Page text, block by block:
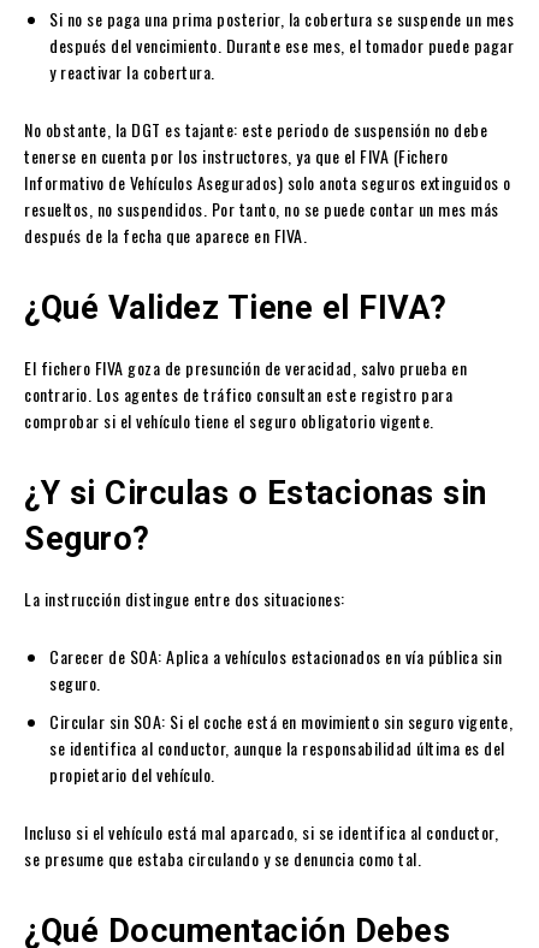
Si no se paga una prima posterior, la cobertura se suspende un mes
después del vencimiento. Durante ese mes, el tomador puede pagar
y reactivar la cobertura.
No obstante, la DGT es tajante: este periodo de suspensión no debe
tenerse en cuenta por los instructores, ya que el FIVA (Fichero
Informativo de Vehículos Asegurados) solo anota seguros extinguidos o
resueltos, no suspendidos. Por tanto, no se puede contar un mes más
después de la fecha que aparece en FIVA.
¿Qué Validez Tiene el FIVA?
El fichero FIVA goza de presunción de veracidad, salvo prueba en
contrario. Los agentes de tráfico consultan este registro para
comprobar si el vehículo tiene el seguro obligatorio vigente.
¿Y si Circulas o Estacionas sin
Seguro?
La instrucción distingue entre dos situaciones:
Carecer de SOA: Aplica a vehículos estacionados en vía pública sin
seguro.
Circular sin SOA: Si el coche está en movimiento sin seguro vigente,
se identifica al conductor, aunque la responsabilidad última es del
propietario del vehículo.
Incluso si el vehículo está mal aparcado, si se identifica al conductor,
se presume que estaba circulando y se denuncia como tal.
¿Qué Documentación Debes